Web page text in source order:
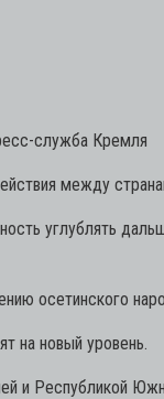
служба Кремля
между
углублять
осетинского
на новый уровень.
и Республикой